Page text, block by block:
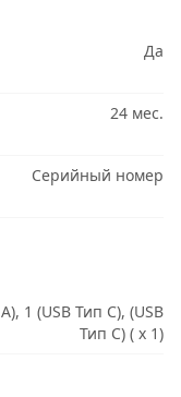
Да
24 мес.
Серийный номер
1 (USB Тип C), (USB
Тип C) ( x 1)